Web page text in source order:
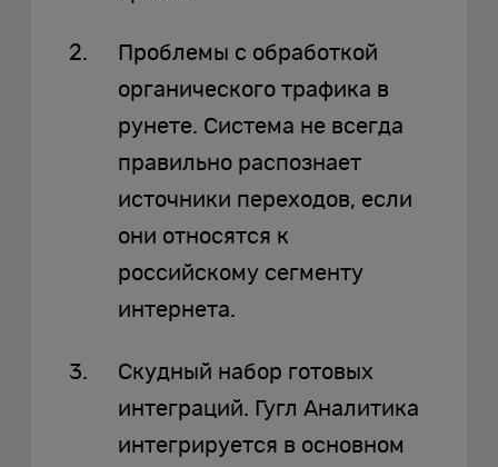
Проблемы с обработкой
органического трафика в
рунете. Система не всегда
правильно распознает
источники переходов, если
они относятся к
российскому сегменту
интернета.
Скудный набор готовых
интеграций. Гугл Аналитика
интегрируется в основном